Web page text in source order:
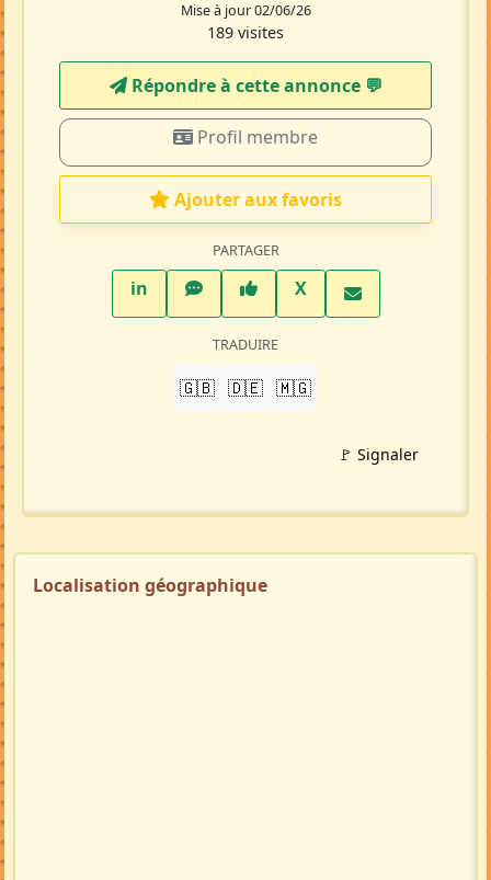
Mise à jour 02/06/26
189 visites
Répondre à cette annonce 💬​
Profil membre
Ajouter aux favoris
PARTAGER
inLinkedInWhatsAppFacebook
XTwitter X
TRADUIRE
🇬🇧 🇩🇪 🇲🇬
🚩 Signaler
Localisation géographique